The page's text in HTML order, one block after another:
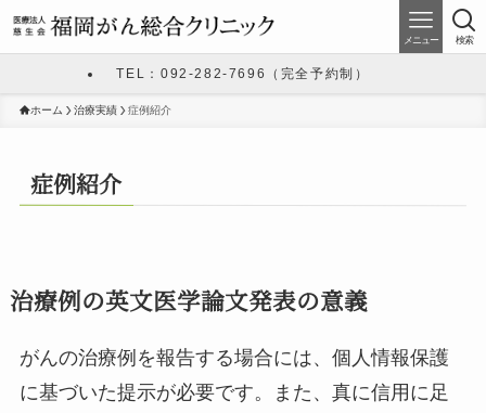
検索
メニュー
TEL：092-282-7696（完全予約制）
ホーム 治療実績 症例紹介
症例紹介
治療例の英文医学論文発表の意義
がんの治療例を報告する場合には、個人情報保護
に基づいた提示が必要です。また、真に信用に足